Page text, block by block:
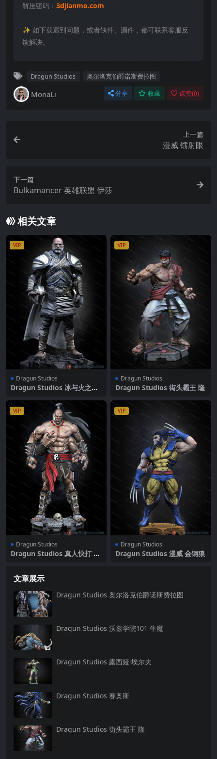
解压密码： 3djianmo.com
✨️ 如下载遇到问题，或者缺件、漏件，都可联系客服反
馈解决。
Dragun Studios 奥尔洛克伯爵诺斯费拉图
MonaLi 分享 收藏 点赞(0)
上一篇
漫威 镭射眼
下一篇
Bulkamancer 英雄联盟 伊莎
相关文章
VIP
Dragun Studios
Dragun Studios 冰与火之歌
VIP
Dragun Studios
Dragun Studios 街头霸王 隆
VIP
Dragun Studios
Dragun Studios 真人快打 戈
VIP
Dragun Studios
Dragun Studios 漫威 金钢狼
文章展示
Dragun Studios 奥尔洛克伯爵诺斯费拉图
Dragun Studios 沃兹学院101 牛魔
Dragun Studios 露西娅·埃尔夫
Dragun Studios 赛奥斯
Dragun Studios 街头霸王 隆